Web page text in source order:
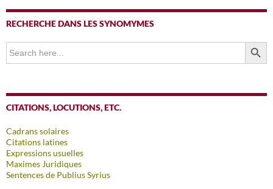
RECHERCHE DANS LES SYNOMYMES
Search
for:
SEARCH
CITATIONS, LOCUTIONS, ETC.
Cadrans solaires
Citations latines
Expressions usuelles
Maximes Juridiques
Sentences de Publius Syrius